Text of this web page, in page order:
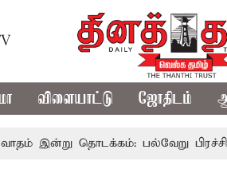
விளையாட்டு ஜோதிடம்
இன்று தொடக்கம்: பல்வேறு